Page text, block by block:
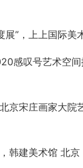
展”，上上国际美
感叹号艺术空间
京宋庄画家大院
韩建美术馆 北京